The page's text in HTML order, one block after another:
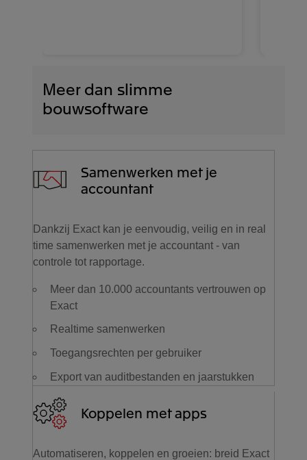
Meer dan slimme
bouwsoftware
Samenwerken met je
accountant
Dankzij Exact kan je eenvoudig, veilig en in real
time samenwerken met je accountant - van
controle tot rapportage.
Meer dan 10.000 accountants vertrouwen op
Exact
Realtime samenwerken
Toegangsrechten per gebruiker
Export van auditbestanden en jaarstukken
Koppelen met apps
Automatiseren, koppelen en groeien: breid Exact